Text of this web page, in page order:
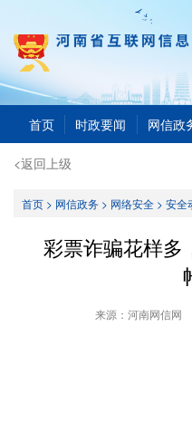
首页 时政要闻 网信政
<返回上级
首页> 网信政务> 网络安全> 安全
彩票诈骗花样多
来源：河南网信网